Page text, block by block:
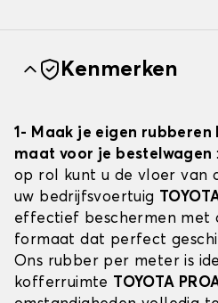
Kenmerken
1- Maak je eigen
maat voor je bestelwagen
op rol kunt u de vloer van
uw bedrijfsvoertuig
effectief beschermen met
formaat dat perfect
Ons rubber per meter is
kofferruimte
TOYOTA